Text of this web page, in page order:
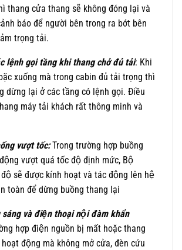
thang cửa thang sẽ không đóng lại và
báo để người bên trong ra bớt bên
trọng tải.
lệnh gọi tầng khi thang chở đủ tải: Khi
xuống mà trong cabin đủ tải trọng thì
dừng lại ở các tầng có lệnh gọi. Điều
máy tải khách rất thông minh và
vượt tốc:Trong trường hợp buồng
vượt quá tốc độ định mức, Bộ
sẽ được kính hoạt và tác động lên hệ
toàn để dừng buồng thang lại
sáng và điện thoại nội đàm khẩn
hợp điện nguồn bị mất hoặc thang
động mà không mở cửa, đèn cứu